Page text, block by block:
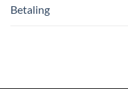
Betaling